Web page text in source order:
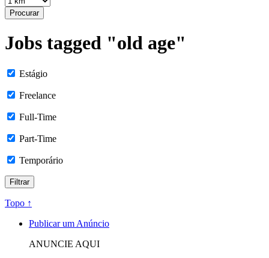
Procurar
Jobs tagged "old age"
Estágio
Freelance
Full-Time
Part-Time
Temporário
Topo ↑
Publicar um Anúncio
ANUNCIE AQUI